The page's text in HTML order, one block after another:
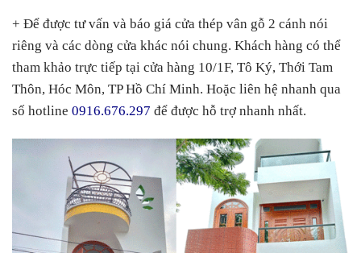
+ Để được tư vấn và báo giá cửa thép vân gỗ 2 cánh nói
riêng và các dòng cửa khác nói chung. Khách hàng có thể
tham khảo trực tiếp tại cửa hàng 10/1F, Tô Ký, Thới Tam
Thôn, Hóc Môn, TP Hồ Chí Minh. Hoặc liên hệ nhanh qua
số hotline 0916.676.297 để được hỗ trợ nhanh nhất.